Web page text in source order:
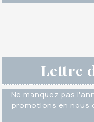
Lettre
Ne manquez pas
promotions en nous